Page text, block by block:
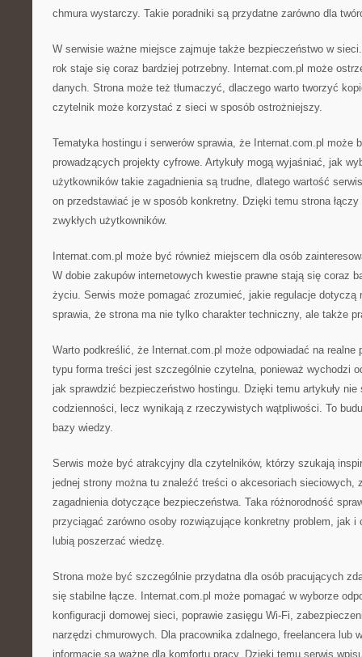
chmura wystarczy. Takie poradniki są przydatne zarówno dla
W serwisie ważne miejsce zajmuje także bezpieczeństwo w
rok staje się coraz bardziej potrzebny. Internat.com.pl może
danych. Strona może też tłumaczyć, dlaczego warto tworzyć
czytelnik może korzystać z sieci w sposób ostrożniejszy.
Tematyka hostingu i serwerów sprawia, że Internat.com.pl może
prowadzących projekty cyfrowe. Artykuły mogą wyjaśniać, jak
użytkowników takie zagadnienia są trudne, dlatego wartość
on przedstawiać je w sposób konkretny. Dzięki temu strona
zwykłych użytkowników.
Internat.com.pl może być również miejscem dla osób
W dobie zakupów internetowych kwestie prawne stają się coraz
życiu. Serwis może pomagać zrozumieć, jakie regulacje dotyczą
sprawia, że strona ma nie tylko charakter techniczny, ale także
Warto podkreślić, że Internat.com.pl może odpowiadać na realne
typu forma treści jest szczególnie czytelna, ponieważ wychodzi
jak sprawdzić bezpieczeństwo hostingu. Dzięki temu artykuły nie
codzienności, lecz wynikają z rzeczywistych wątpliwości. To
bazy wiedzy.
Serwis może być atrakcyjny dla czytelników, którzy szukają
jednej strony można tu znaleźć treści o akcesoriach sieciowych,
zagadnienia dotyczące bezpieczeństwa. Taka różnorodność
przyciągać zarówno osoby rozwiązujące konkretny problem, jak
lubią poszerzać wiedzę.
Strona może być szczególnie przydatna dla osób pracujących
się stabilne łącze. Internat.com.pl może pomagać w wyborze
konfiguracji domowej sieci, poprawie zasięgu Wi-Fi,
narzędzi chmurowych. Dla pracownika zdalnego, freelancera lub
informacje są ważne dla komfortu pracy. Dzięki temu serwis